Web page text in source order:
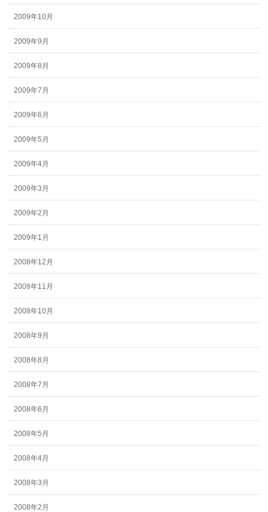
2009年10月
2009年9月
2009年8月
2009年7月
2009年6月
2009年5月
2009年4月
2009年3月
2009年2月
2009年1月
2008年12月
2008年11月
2008年10月
2008年9月
2008年8月
2008年7月
2008年6月
2008年5月
2008年4月
2008年3月
2008年2月